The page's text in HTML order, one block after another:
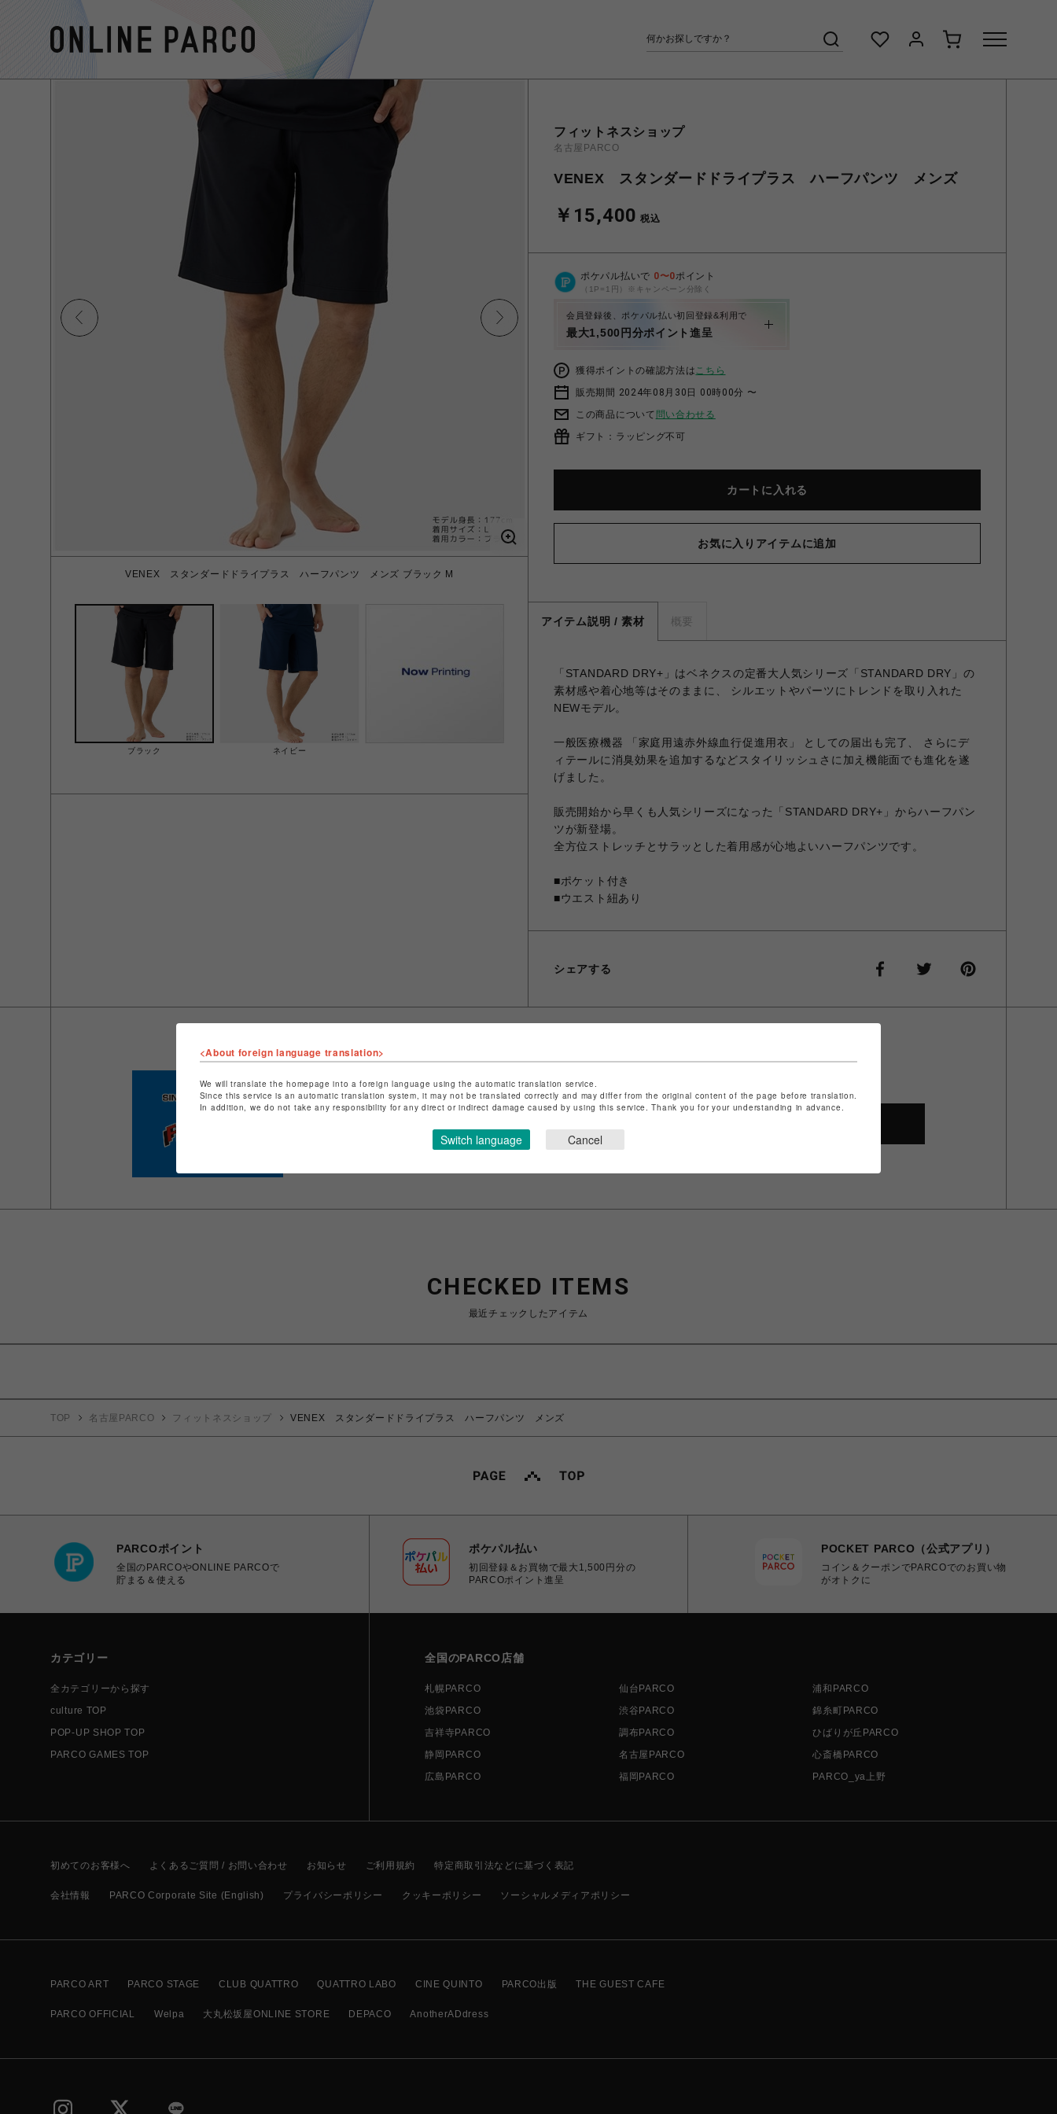
VENEX スタンダードドライプラス ハーフパンツ メンズ ブラック M
ブラック ネイビー
フィットネスショップ
名古屋PARCO
VENEX スタンダードドライプラス ハーフパンツ メンズ
￥15,400 税込
ポケパル払いで 0〜0ポイント
（1P=1円）※キャンペーン分除く
会員登録後、ポケパル払い初回登録&利用で
最大1,500円分ポイント進呈
獲得ポイントの確認方法はこちら
販売期間 2024年08月30日 00時00分 〜
この商品について 問い合わせる
ギフト：ラッピング不可
カートに入れる
お気に入りアイテムに追加
アイテム説明 / 素材 概要
「STANDARD DRY+」はベネクスの定番大人気シリーズ「STANDARD DRY」の
素材感や着心地等はそのままに、 シルエットやパーツにトレンドを取り入れた
NEWモデル。
一般医療機器 「家庭用遠赤外線血行促進用衣」 としての届出も完了、 さらにデ
ィテールに消臭効果を追加するなどスタイリッシュさに加え機能面でも進化を遂
げました。
販売開始から早くも人気シリーズになった「STANDARD DRY+」からハーフパン
ツが新登場。
全方位ストレッチとサラッとした着用感が心地よいハーフパンツです。
■ポケット付き
■ウエスト紐あり
シェアする
ショップ名
フィットネスショップ
店舗名
名古屋PARCO
特定商取引法など法令に基づく表記は
こちら
CHECKED ITEMS
最近チェックしたアイテム
TOP 名古屋PARCO フィットネスショップ VENEX スタンダードドライプラス ハーフパンツ メンズ
PARCOポイント
全国のPARCOやONLINE PARCOで
貯まる＆使える
ポケパル払い
初回登録＆お買物で最大1,500円分の
PARCOポイント進呈
POCKET PARCO（公式アプリ）
コイン＆クーポンでPARCOでのお買い物
がオトクに
カテゴリー
全カテゴリーから探す
culture TOP
POP-UP SHOP TOP
PARCO GAMES TOP
全国のPARCO店舗
札幌PARCO 仙台PARCO
浦和PARCO
池袋PARCO
渋谷PARCO
錦糸町PARCO
吉祥寺PARCO
調布PARCO
ひばりが丘PARCO
静岡PARCO
名古屋PARCO
心斎橋PARCO
広島PARCO
福岡PARCO PARCO_ya上野
初めてのお客様へ よくあるご質問 / お問い合わせ お知らせ ご利用規約 特定商取引法などに基づく表記
会社情報 PARCO Corporate Site (English) プライバシーポリシー クッキーポリシー ソーシャルメディアポリシー
PARCO ART PARCO STAGE CLUB QUATTRO QUATTRO LABO CINE QUINTO PARCO出版 THE GUEST CAFE
PARCO OFFICIAL Welpa 大丸松坂屋ONLINE STORE DEPACO AnotherADdress
<About foreign language translation>
We will translate the homepage into a foreign language using the automatic translation service.
Since this service is an automatic translation system, it may not be translated correctly and may differ from the original content of the page before translation.
In addition, we do not take any responsibility for any direct or indirect damage caused by using this service. Thank you for your understanding in advance.
Switch language Cancel